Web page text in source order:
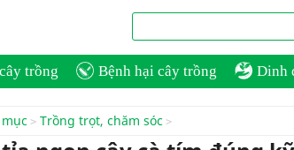
trồng Bệnh hại cây trồng Dinh
Trồng trọt, chăm sóc